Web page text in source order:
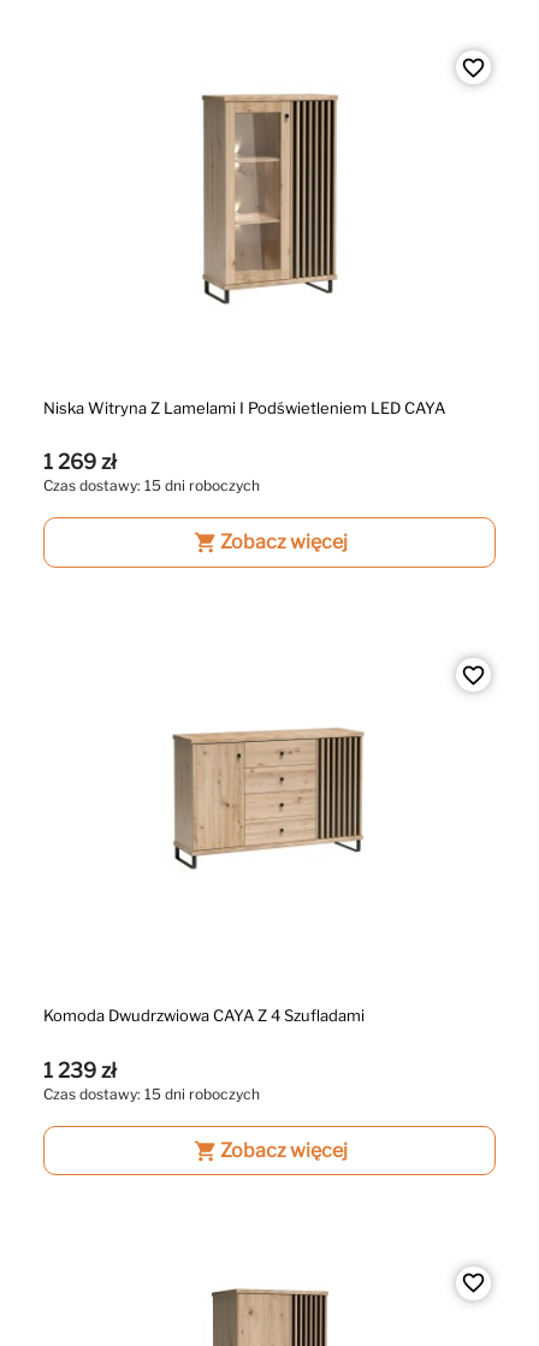
favorite_border
Niska Witryna Z Lamelami I Podświetleniem LED CAYA
1 269 zł
Czas dostawy: 15 dni roboczych
shopping_cart Zobacz więcej
favorite_border
Komoda Dwudrzwiowa CAYA Z 4 Szufladami
1 239 zł
Czas dostawy: 15 dni roboczych
shopping_cart Zobacz więcej
favorite_border